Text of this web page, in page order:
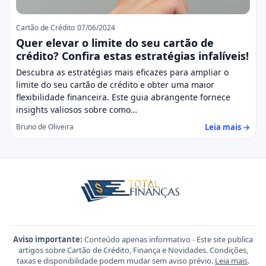
Cartão de Crédito 07/06/2024
Quer elevar o limite do seu cartão de
crédito? Confira estas estratégias infalíveis!
Descubra as estratégias mais eficazes para ampliar o
limite do seu cartão de crédito e obter uma maior
flexibilidade financeira. Este guia abrangente fornece
insights valiosos sobre como…
Bruno de Oliveira Leia mais →
Aviso importante: Conteúdo apenas informativo - Este site publica
artigos sobre Cartão de Crédito, Finança e Novidades. Condições,
taxas e disponibilidade podem mudar sem aviso prévio. Leia mais.